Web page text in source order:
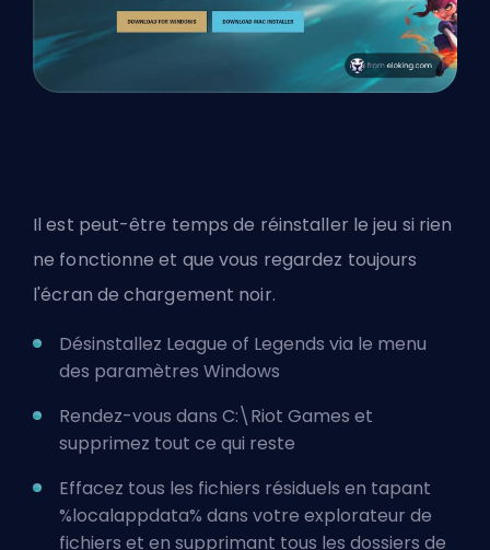
Il est peut-être temps de réinstaller le jeu si rien
ne fonctionne et que vous regardez toujours
l'écran de chargement noir.
Désinstallez League of Legends via le menu
des paramètres Windows
Rendez-vous dans C:\Riot Games et
supprimez tout ce qui reste
Effacez tous les fichiers résiduels en tapant
%localappdata% dans votre explorateur de
fichiers et en supprimant tous les dossiers de